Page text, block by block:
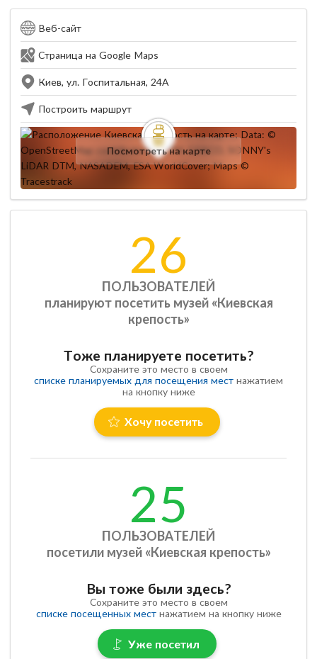
Веб-сайт
Страница на Google Maps
Киев, ул. Госпитальная, 24А
Построить маршрут
Посмотреть на карте
26
ПОЛЬЗОВАТЕЛЕЙ
планируют посетить музей «Киевская
крепость»
Тоже планируете посетить?
Сохраните это место в своем
списке планируемых для посещения мест нажатием
на кнопку ниже
Хочу посетить
25
ПОЛЬЗОВАТЕЛЕЙ
посетили музей «Киевская крепость»
Вы тоже были здесь?
Сохраните это место в своем
списке посещенных местнажатием на кнопку ниже
Уже посетил